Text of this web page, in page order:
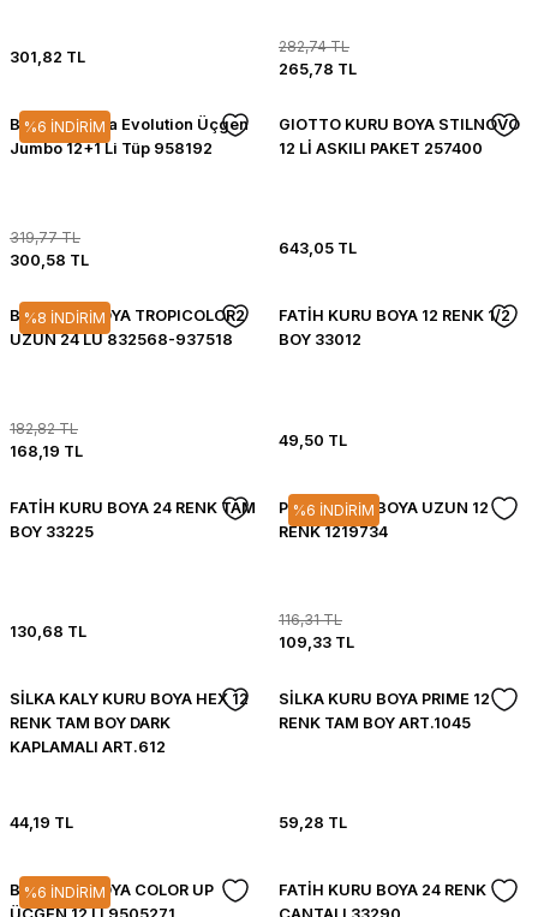
301,82 TL
282,74 TL
265,78 TL
%6 İNDİRİM
Bic Kuru Boya Evolution Üçgen
Jumbo 12+1 Li Tüp 958192
319,77 TL
300,58 TL
GIOTTO KURU BOYA STILNOVO
12 Lİ ASKILI PAKET 257400
643,05 TL
%8 İNDİRİM
BIC KURU BOYA TROPICOLOR2
UZUN 24 LÜ 832568-937518
182,82 TL
168,19 TL
FATİH KURU BOYA 12 RENK 1/2
BOY 33012
49,50 TL
FATİH KURU BOYA 24 RENK TAM
BOY 33225
130,68 TL
%6 İNDİRİM
PRITT KURU BOYA UZUN 12
RENK 1219734
116,31 TL
109,33 TL
SİLKA KALY KURU BOYA HEX 12
RENK TAM BOY DARK
KAPLAMALI ART.612
44,19 TL
SİLKA KURU BOYA PRIME 12
RENK TAM BOY ART.1045
59,28 TL
%6 İNDİRİM
BIC KURU BOYA COLOR UP
FATİH KURU BOYA 24 RENK